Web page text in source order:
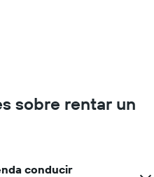
sobre rentar un
conducir